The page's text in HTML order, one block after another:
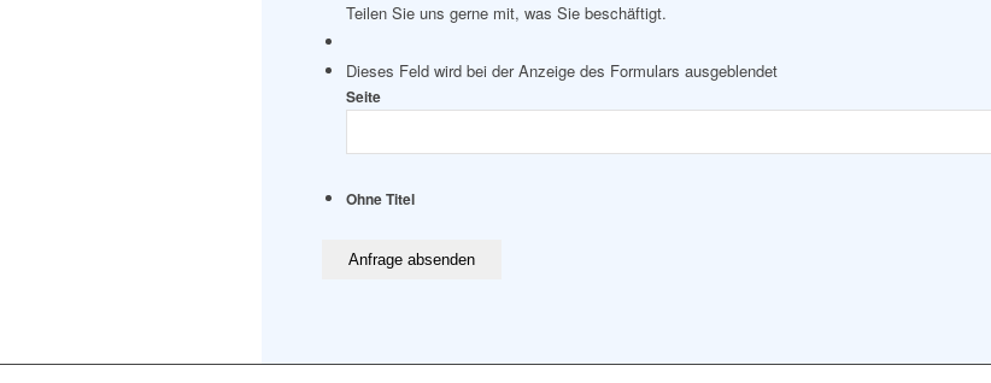
Teilen Sie uns gerne mit, was Sie beschäftigt.
Dieses Feld wird bei der Anzeige des Formulars ausgeblendet
Seite
Ohne Titel